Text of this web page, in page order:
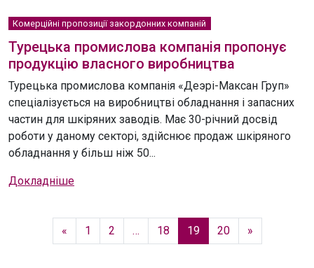
Комерційні пропозиції закордонних компаній
Турецька промислова компанія пропонує
продукцію власного виробництва
Турецька промислова компанія «Деэрі-Максан Груп»
спеціалізується на виробництві обладнання і запасних
частин для шкіряних заводів. Має 30-річний досвід
роботи у даному секторі, здійснює продаж шкіряного
обладнання у більш ніж 50...
Докладніше
« 1 2 … 18 19 20 »